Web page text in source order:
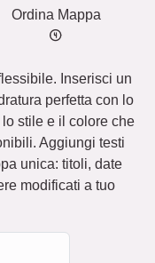
Ordina Mappa
Inserisci un
perfetta con lo
stile e il colore che
Aggiungi testi
unica: titoli, date
modificati a tuo